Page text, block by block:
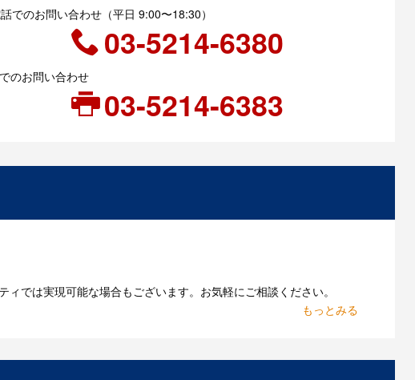
でのお問い合わせ（平日 9:00〜18:30）
03-5214-6380
のお問い合わせ
03-5214-6383
では実現可能な場合もございます。お気軽にご相談ください。